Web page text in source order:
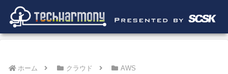
ホーム クラウド AWS